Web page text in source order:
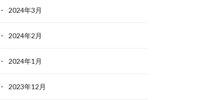
2024年3月
2024年2月
2024年1月
2023年12月